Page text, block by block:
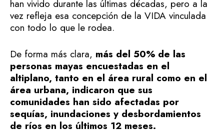
han vivido durante las últimas décadas, pero a la
vez refleja esa concepción de la VIDA vinculada
con todo lo que le rodea.
De forma más clara, más del 50% de las
personas mayas encuestadas en el
altiplano, tanto en el área rural como en el
área urbana, indicaron que sus
comunidades han sido afectadas por
sequías, inundaciones y desbordamientos
de ríos en los últimos 12 meses.